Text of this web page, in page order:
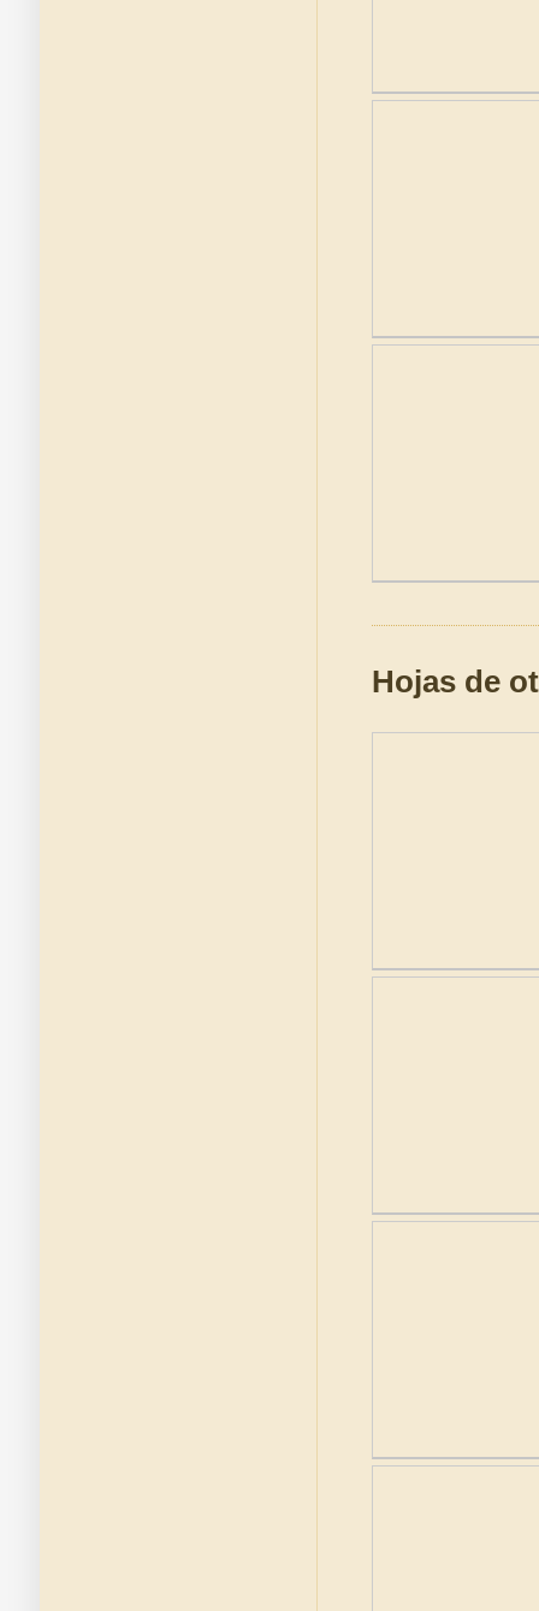
Hojas de